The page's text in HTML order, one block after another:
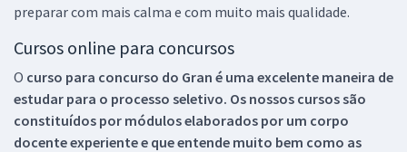
preparar com mais calma e com muito mais qualidade.
Cursos online para concursos
O curso para concurso do Gran é uma excelente maneira de
estudar para o processo seletivo. Os nossos cursos são
constituídos por módulos elaborados por um corpo
docente experiente e que entende muito bem como as